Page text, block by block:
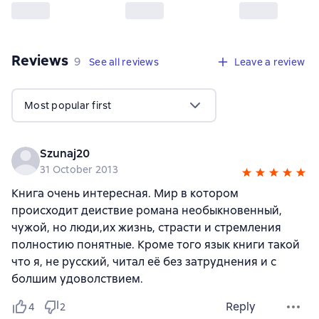
Reviews 9 reviews
9 See all reviews Leave a review
Most popular first
Szunaj20
31 October 2013
Книга очень интересная. Мир в котором
происходит деиствие романа необыкновенный,
чужой, но люди,их жизнь, страсти и стремления
полностию понятные. Кроме того язык книги такой
что я, не русский, читал её без затруднения и с
болшим удоволствием.
4 2 Reply